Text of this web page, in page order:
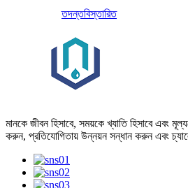
তদন্তবিস্তারিত
মানকে জীবন হিসাবে, সময়কে খ্যাতি হিসাবে এবং
করুন, প্রতিযোগিতায় উন্নয়ন সন্ধান করুন এবং